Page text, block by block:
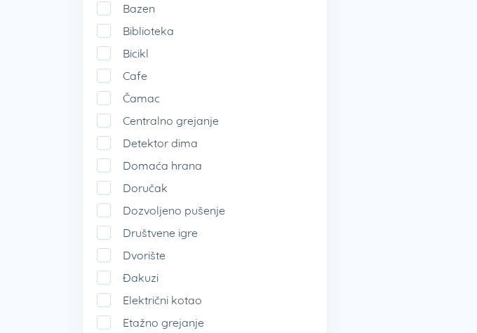
Bazen
Biblioteka
Bicikl
Cafe
Čamac
Centralno grejanje
Detektor dima
Domaća hrana
Doručak
Dozvoljeno pušenje
Društvene igre
Dvorište
Đakuzi
Električni kotao
Etažno grejanje